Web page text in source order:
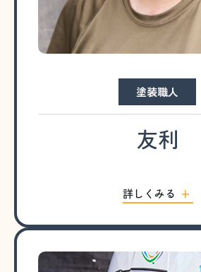
塗装職人
友利
詳しくみる